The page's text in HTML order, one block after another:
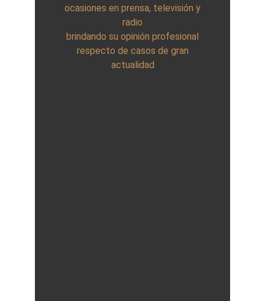
ocasiones en prensa, televisión y
radio
brindando su opinión profesional
respecto de casos de gran
actualidad